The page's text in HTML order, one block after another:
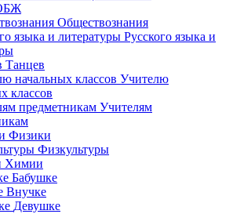
Обществознания
Русского языка и
Танцев
Учителю
классов
Учителям
Физики
Физкультуры
Химии
Бабушке
Внучке
Девушке